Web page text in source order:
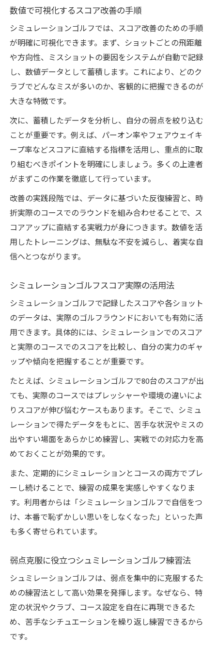
数値で可視化するスコア改善の手順
シミュレーションゴルフでは、スコア改善のための手順
が明確に可視化できます。まず、ショットごとの飛距離
や方向性、ミスショットの要因をシステムが自動で記録
し、数値データとして蓄積します。これにより、どのク
ラブでどんなミスが多いのか、客観的に把握できるのが
大きな特徴です。
次に、蓄積したデータを分析し、自分の弱点を絞り込む
ことが重要です。例えば、パーオン率やフェアウェイキ
ープ率などスコアに直結する指標を活用し、重点的に取
り組むべきポイントを明確にしましょう。多くの上達者
がまずこの作業を徹底して行っています。
改善の実践段階では、データに基づいた反復練習と、時
折実際のコースでのラウンドを組み合わせることで、ス
コアアップに直結する実戦力が身につきます。数値を活
用したトレーニングは、無駄な不安を減らし、着実な自
信へとつながります。
シミュレーションゴルフスコア実際の活用法
シミュレーションゴルフで記録したスコアや各ショット
のデータは、実際のゴルフラウンドにおいても有効に活
用できます。具体的には、シミュレーションでのスコア
と実際のコースでのスコアを比較し、自分の実力のギャ
ップや傾向を把握することが重要です。
たとえば、シミュレーションゴルフで80台のスコアが出
ても、実際のコースではプレッシャーや環境の違いによ
りスコアが伸び悩むケースもあります。そこで、シミュ
レーションで得たデータをもとに、苦手な状況やミスの
出やすい場面をあらかじめ練習し、実戦での対応力を高
めておくことが効果的です。
また、定期的にシミュレーションとコースの両方でプレ
ーし続けることで、練習の成果を実感しやすくなりま
す。利用者からは「シミュレーションゴルフで自信をつ
け、本番で恥ずかしい思いをしなくなった」といった声
も多く寄せられています。
弱点克服に役立つシュミレーションゴルフ練習法
シュミレーションゴルフは、弱点を集中的に克服するた
めの練習法として高い効果を発揮します。なぜなら、特
定の状況やクラブ、コース設定を自在に再現できるた
め、苦手なシチュエーションを繰り返し練習できるから
です。